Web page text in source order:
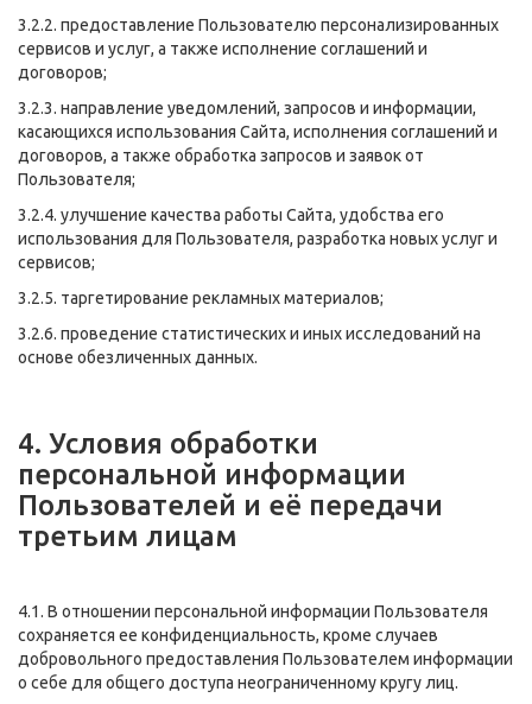
3.2.2. предоставление Пользователю персонализированных
сервисов и услуг, а также исполнение соглашений и
договоров;
3.2.3. направление уведомлений, запросов и информации,
касающихся использования Сайта, исполнения соглашений и
договоров, а также обработка запросов и заявок от
Пользователя;
3.2.4. улучшение качества работы Сайта, удобства его
использования для Пользователя, разработка новых услуг и
сервисов;
3.2.5. таргетирование рекламных материалов;
3.2.6. проведение статистических и иных исследований на
основе обезличенных данных.
4. Условия обработки
персональной информации
Пользователей и её передачи
третьим лицам
4.1. В отношении персональной информации Пользователя
сохраняется ее конфиденциальность, кроме случаев
добровольного предоставления Пользователем информации
о себе для общего доступа неограниченному кругу лиц.